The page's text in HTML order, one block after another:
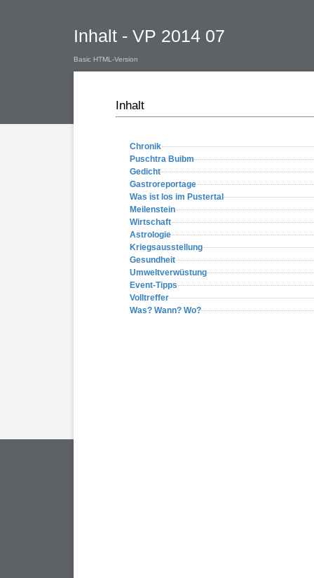
Inhalt - VP 2014 07
Basic HTML-Version
Inhalt
Chronik
Puschtra Buibm
Gedicht
Gastroreportage
Was ist los im Pustertal
Meilenstein
Wirtschaft
Astrologie
Kriegsausstellung
Gesundheit
Umweltverwüstung
Event-Tipps
Volltreffer
Was? Wann? Wo?